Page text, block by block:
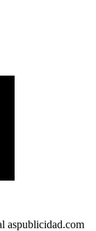
aspublicidad.com